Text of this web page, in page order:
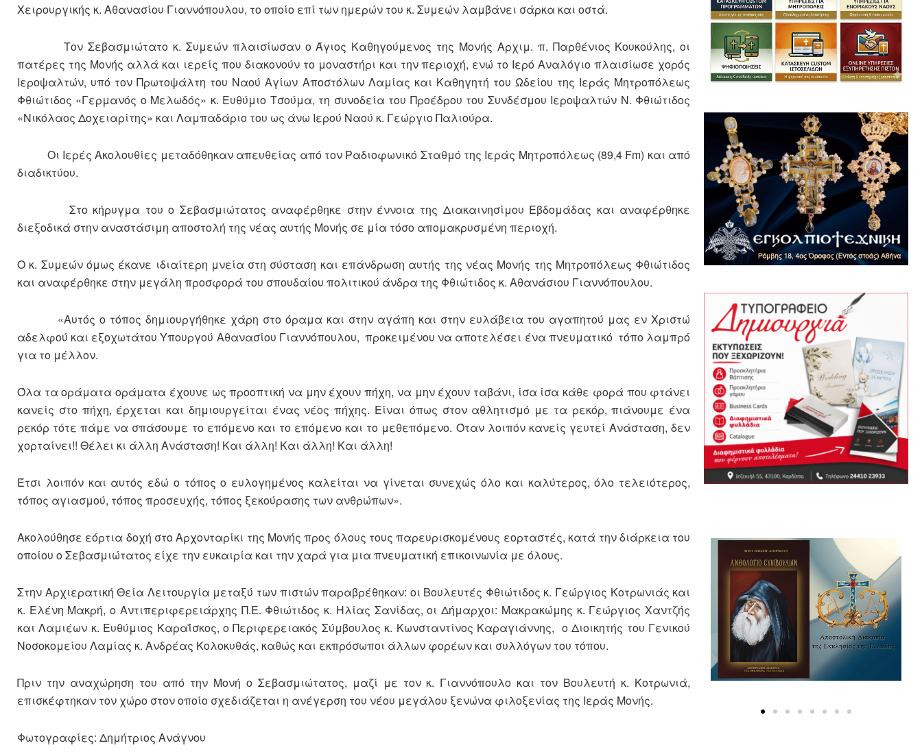
Χειρουργικής κ. Αθανασίου Γιαννόπουλου, το οποίο επί των ημερών του κ. Συμεών λαμβάνει σάρκα και οστά.
Τον Σεβασμιώτατο κ. Συμεών πλαισίωσαν ο Άγιος Καθηγούμενος της Μονής Αρχιμ. π. Παρθένιος Κουκούλης, οι
πατέρες της Μονής αλλά και ιερείς που διακονούν το μοναστήρι και την περιοχή, ενώ το Ιερό Αναλόγιο πλαισίωσε χορός
Ιεροψαλτών, υπό τον Πρωτοψάλτη του Ναού Αγίων Αποστόλων Λαμίας και Καθηγητή του Ωδείου της Ιεράς Μητροπόλεως
Φθιώτιδος «Γερμανός ο Μελωδός» κ. Ευθύμιο Τσούμα, τη συνοδεία του Προέδρου του Συνδέσμου Ιεροψαλτών Ν. Φθιώτιδος
«Νικόλαος Δοχειαρίτης» και Λαμπαδάριο του ως άνω Ιερού Ναού κ. Γεώργιο Παλιούρα.
Οι Ιερές Ακολουθίες μεταδόθηκαν απευθείας από τον Ραδιοφωνικό Σταθμό της Ιεράς Μητροπόλεως (89,4 Fm) και από
διαδικτύου.
Στο κήρυγμα του ο Σεβασμιώτατος αναφέρθηκε στην έννοια της Διακαινησίμου Εβδομάδας και αναφέρθηκε
διεξοδικά στην αναστάσιμη αποστολή της νέας αυτής Μονής σε μία τόσο απομακρυσμένη περιοχή.
Ο κ. Συμεών όμως έκανε ιδιαίτερη μνεία στη σύσταση και επάνδρωση αυτής της νέας Μονής της Μητροπόλεως Φθιώτιδος
και αναφέρθηκε στην μεγάλη προσφορά του σπουδαίου πολιτικού άνδρα της Φθιώτιδος κ. Αθανάσιου Γιαννόπουλου.
«Αυτός ο τόπος δημιουργήθηκε χάρη στο όραμα και στην αγάπη και στην ευλάβεια του αγαπητού μας εν Χριστώ
αδελφού και εξοχωτάτου Υπουργού Αθανασίου Γιαννόπουλου, προκειμένου να αποτελέσει ένα πνευματικό τόπο λαμπρό
για το μέλλον.
Όλα τα οράματα οράματα έχουνε ως προοπτική να μην έχουν πήχη, να μην έχουν ταβάνι, ίσα ίσα κάθε φορά που φτάνει
κανείς στο πήχη, έρχεται και δημιουργείται ένας νέος πήχης. Είναι όπως στον αθλητισμό με τα ρεκόρ, πιάνουμε ένα
ρεκόρ τότε πάμε να σπάσουμε το επόμενο και το επόμενο και το μεθεπόμενο. Όταν λοιπόν κανείς γευτεί Ανάσταση, δεν
χορταίνει!! Θέλει κι άλλη Ανάσταση! Και άλλη! Και άλλη! Και άλλη!
Έτσι λοιπόν και αυτός εδώ ο τόπος ο ευλογημένος καλείται να γίνεται συνεχώς όλο και καλύτερος, όλο τελειότερος,
τόπος αγιασμού, τόπος προσευχής, τόπος ξεκούρασης των ανθρώπων».
Ακολούθησε εόρτια δοχή στο Αρχονταρίκι της Μονής προς όλους τους παρευρισκομένους εορταστές, κατά την διάρκεια του
οποίου ο Σεβασμιώτατος είχε την ευκαιρία και την χαρά για μια πνευματική επικοινωνία με όλους.
Στην Αρχιερατική Θεία Λειτουργία μεταξύ των πιστών παραβρέθηκαν: οι Βουλευτές Φθιώτιδος κ. Γεώργιος Κοτρωνιάς και
κ. Ελένη Μακρή, ο Αντιπεριφερειάρχης Π.Ε. Φθιώτιδος κ. Ηλίας Σανίδας, οι Δήμαρχοι: Μακρακώμης κ. Γεώργιος Χαντζής
και Λαμιέων κ. Ευθύμιος Καραΐσκος, ο Περιφερειακός Σύμβουλος κ. Κωνσταντίνος Καραγιάννης, ο Διοικητής του Γενικού
Νοσοκομείου Λαμίας κ. Ανδρέας Κολοκυθάς, καθώς και εκπρόσωποι άλλων φορέων και συλλόγων του τόπου.
Πριν την αναχώρηση του από την Μονή ο Σεβασμιώτατος, μαζί με τον κ. Γιαννόπουλο και τον Βουλευτή κ. Κοτρωνιά,
επισκέφτηκαν τον χώρο στον οποίο σχεδιάζεται η ανέγερση του νέου μεγάλου ξενώνα φιλοξενίας της Ιεράς Μονής.
Φωτογραφίες: Δημήτριος Ανάγνου